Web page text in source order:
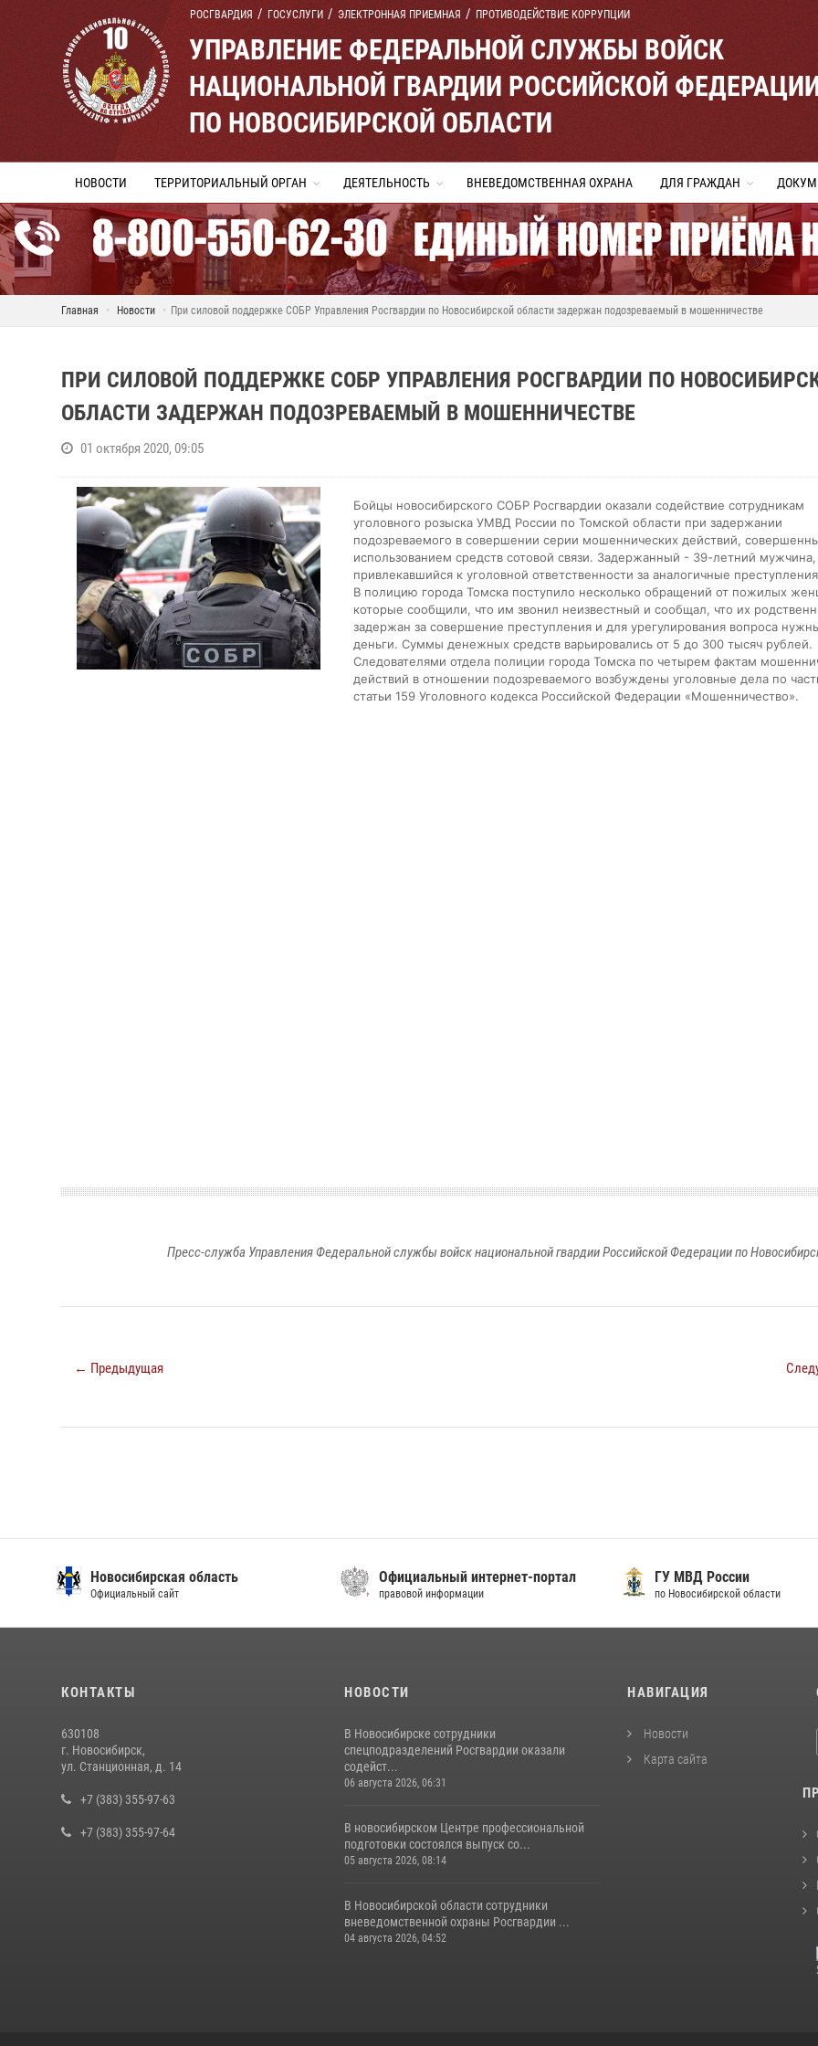
РОСГВАРДИЯ ГОСУСЛУГИ ЭЛЕКТРОННАЯ ПРИЕМНАЯ ПРОТИВОДЕЙСТВИЕ КОРРУПЦИИ
УПРАВЛЕНИЕ ФЕДЕРАЛЬНОЙ СЛУЖБЫ ВОЙСК
НАЦИОНАЛЬНОЙ ГВАРДИИ РОССИЙСКОЙ
ПО НОВОСИБИРСКОЙ ОБЛАСТИ
НОВОСТИ ТЕРРИТОРИАЛЬНЫЙ ОРГАН ДЕЯТЕЛЬНОСТЬ ВНЕВЕДОМСТВЕННАЯ ОХРАНА ДЛЯ ГРАЖДАН
Главная Новости При силовой поддержке СОБР Управления Росгвардии по Новосибирской области задержан подозреваемый в мошенничестве
ПРИ СИЛОВОЙ ПОДДЕРЖКЕ СОБР УПРАВЛЕНИЯ РОСГВАРДИИ ПО
ОБЛАСТИ ЗАДЕРЖАН ПОДОЗРЕВАЕМЫЙ В МОШЕННИЧЕСТВЕ
01 октября 2020, 09:05
Бойцы новосибирского СОБР Росгвардии оказали содействие сотрудникам
уголовного розыска УМВД России по Томской области при задержании
подозреваемого в совершении серии мошеннических действий,
использованием средств сотовой связи. Задержанный - 39-летний
привлекавшийся к уголовной ответственности за аналогичные
В полицию города Томска поступило несколько обращений от пожилых
которые сообщили, что им звонил неизвестный и сообщал, что их
задержан за совершение преступления и для урегулирования вопроса
деньги. Суммы денежных средств варьировались от 5 до 300 тысяч рублей.
Следователями отдела полиции города Томска по четырем фактам
действий в отношении подозреваемого возбуждены уголовные дела по
статьи 159 Уголовного кодекса Российской Федерации «Мошенничество».
Пресс-служба Управления Федеральной службы войск национальной гвардии Российской Федерации по
← Предыдущая
Новосибирская область
Официальный сайт
Официальный интернет-портал
правовой информации
ГУ МВД России
по Новосибирской области
КОНТАКТЫ
630108
г. Новосибирск,
ул. Станционная, д. 14
+7 (383) 355-97-63
+7 (383) 355-97-64
НОВОСТИ
В Новосибирске сотрудники
спецподразделений Росгвардии оказали
содейст...
06 августа 2026, 06:31
В новосибирском Центре профессиональной
подготовки состоялся выпуск со...
05 августа 2026, 08:14
В Новосибирской области сотрудники
вневедомственной охраны Росгвардии ...
04 августа 2026, 04:52
НАВИГАЦИЯ
Новости
Карта сайта